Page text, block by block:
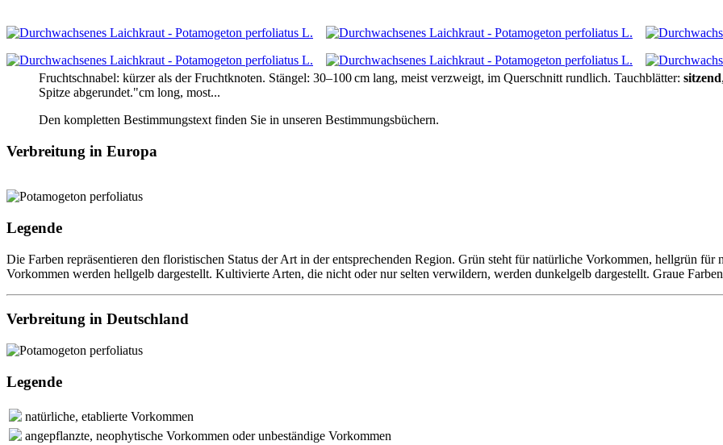
Fruchtschnabel: kürzer als der Fruchtknoten. Stängel: 30–100 cm lang, meist verzweigt, im Querschnitt rundlich. Tauchblätter: sitzend
Spitze abgerundet."cm long, most...
Den kompletten Bestimmungstext finden Sie in unseren Bestimmungsbüchern.
Verbreitung in Europa
Legende
Die Farben repräsentieren den floristischen Status der Art in der entsprechenden Region. Grün steht für natürliche Vorkommen, hellgrün
Vorkommen werden hellgelb dargestellt. Kultivierte Arten, die nicht oder nur selten verwildern, werden dunkelgelb dargestellt. Graue
Verbreitung in Deutschland
Legende
natürliche, etablierte Vorkommen
angepflanzte, neophytische Vorkommen oder unbeständige Vorkommen